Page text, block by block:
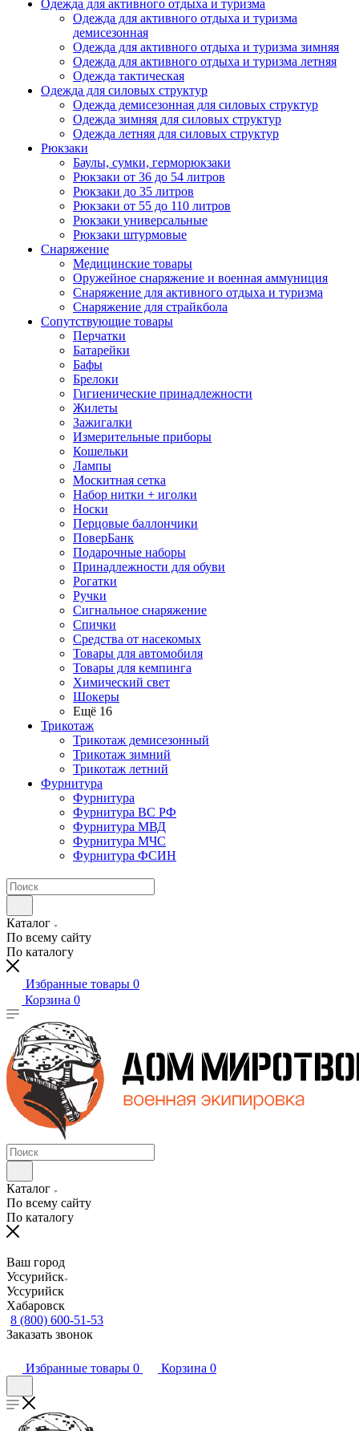
Одежда для активного отдыха и туризма
Одежда для активного отдыха и туризма
демисезонная
Одежда для активного отдыха и туризма зимняя
Одежда для активного отдыха и туризма летняя
Одежда тактическая
Одежда для силовых структур
Одежда демисезонная для силовых структур
Одежда зимняя для силовых структур
Одежда летняя для силовых структур
Рюкзаки
Баулы, сумки, герморюкзаки
Рюкзаки от 36 до 54 литров
Рюкзаки до 35 литров
Рюкзаки от 55 до 110 литров
Рюкзаки универсальные
Рюкзаки штурмовые
Снаряжение
Медицинские товары
Оружейное снаряжение и военная аммуниция
Снаряжение для активного отдыха и туризма
Снаряжение для страйкбола
Сопутствующие товары
Перчатки
Батарейки
Бафы
Брелоки
Гигиенические принадлежности
Жилеты
Зажигалки
Измерительные приборы
Кошельки
Лампы
Москитная сетка
Набор нитки + иголки
Носки
Перцовые баллончики
ПоверБанк
Подарочные наборы
Принадлежности для обуви
Рогатки
Ручки
Сигнальное снаряжение
Спички
Средства от насекомых
Товары для автомобиля
Товары для кемпинга
Химический свет
Шокеры
Ещё 16
Трикотаж
Трикотаж демисезонный
Трикотаж зимний
Трикотаж летний
Фурнитура
Фурнитура
Фурнитура ВС РФ
Фурнитура МВД
Фурнитура МЧС
Фурнитура ФСИН
Каталог
По всему сайту
По каталогу
Избранные товары 0
Корзина 0
Каталог
По всему сайту
По каталогу
Ваш город
Уссурийск
Уссурийск
Хабаровск
8 (800) 600-51-53
Заказать звонок
Избранные товары 0 Корзина 0